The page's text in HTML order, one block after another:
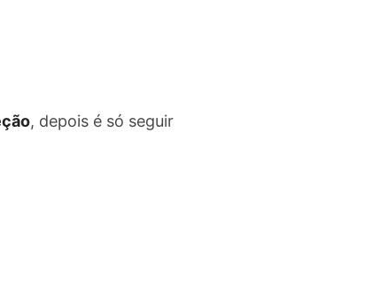
, depois é só seguir